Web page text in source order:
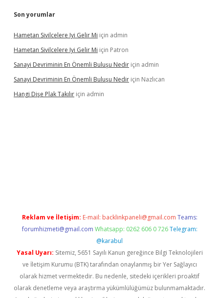
Son yorumlar
Hametan Sivilcelere Iyi Gelir Mi için admin
Hametan Sivilcelere Iyi Gelir Mi için Patron
Sanayi Devriminin En Önemli Buluşu Nedir için admin
Sanayi Devriminin En Önemli Buluşu Nedir için Nazlıcan
Hangi Dişe Plak Takılır için admin
Reklam ve İletişim: E-mail: backlinkpaneli@gmail.com Teams:
forumhizmeti@gmail.com Whatsapp: 0262 606 0 726 Telegram:
@karabul
Yasal Uyarı: Sitemiz, 5651 Sayılı Kanun gereğince Bilgi Teknolojileri
ve İletişim Kurumu (BTK) tarafından onaylanmış bir Yer Sağlayıcı
olarak hizmet vermektedir. Bu nedenle, sitedeki içerikleri proaktif
olarak denetleme veya araştırma yükümlülüğümüz bulunmamaktadır.